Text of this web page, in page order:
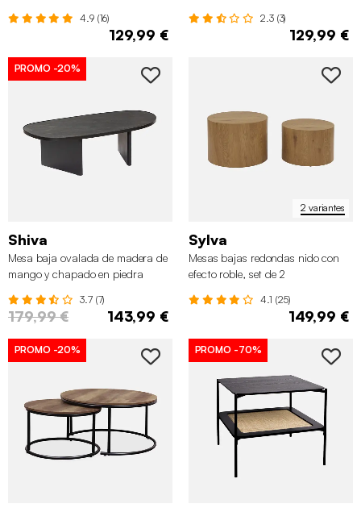
4.9 (16)
129,99 €
2.3 (3)
129,99 €
PROMO -20%
Shiva
Mesa baja ovalada de madera de
mango y chapado en piedra
3.7 (7)
179,99 € 143,99 €
2 variantes
Sylva
Mesas bajas redondas nido con
efecto roble, set de 2
4.1 (25)
149,99 €
PROMO -20% PROMO -70%